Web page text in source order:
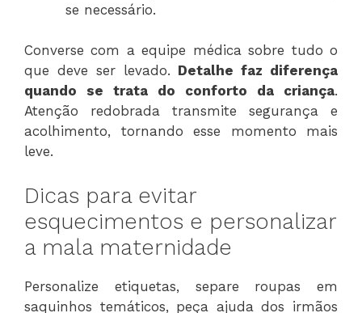
se necessário.
Converse com a equipe médica sobre tudo o
que deve ser levado. Detalhe faz diferença
quando se trata do conforto da criança.
Atenção redobrada transmite segurança e
acolhimento, tornando esse momento mais
leve.
Dicas para evitar
esquecimentos e personalizar
a mala maternidade
Personalize etiquetas, separe roupas em
saquinhos temáticos, peça ajuda dos irmãos